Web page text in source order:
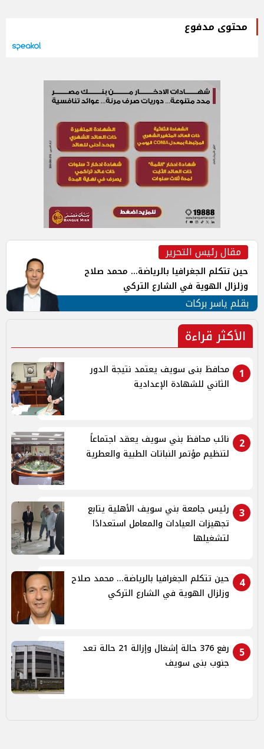
محتوى مدفوع
مقال رئيس التحرير
حين تتكلم الجغرافيا بالرياضة... محمد صلاح
وزلزال الهوية في الشارع التركي
بقلم ياسر بركات
الأكثر قراءة
1
محافظ بنى سويف يعتمد نتيجة الدور
الثاني للشهادة الإعدادية
2
نائب محافظ بني سويف يعقد اجتماعاً
لتنظيم مؤتمر النباتات الطبية والعطرية
3
رئيس جامعة بني سويف الأهلية يتابع
تجهيزات العيادات والمعامل استعدادًا
لتشغيلها
4
حين تتكلم الجغرافيا بالرياضة... محمد صلاح
وزلزال الهوية في الشارع التركي
5
رفع 376 حالة إشغال وإزالة 21 حالة تعد
جنوب بنى سويف